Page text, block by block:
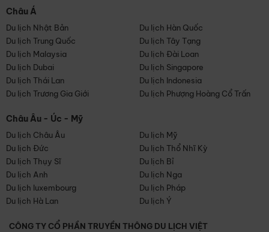
Châu Á
Du lịch Nhật Bản
Du lịch Hàn Quốc
Du lịch Trung Quốc
Du lịch Tây Tạng
Du lịch Malaysia
Du lịch Đài Loan
Du lịch Dubai
Du lịch Singapore
Du lịch Thái Lan
Du lịch Indonesia
Du lịch Trương Gia Giới
Du lịch Phượng Hoàng Cổ Trấn
Châu Âu - Úc - Mỹ
Du lịch Châu Âu
Du lịch Mỹ
Du lịch Đức
Du lịch Thổ Nhĩ Kỳ
Du lịch Thụy Sĩ
Du lịch Bỉ
Du lịch Anh
Du lịch Nga
Du lịch luxembourg
Du lịch Pháp
Du lịch Hà Lan
Du lịch Ý
CÔNG TY CỔ PHẦN TRUYỀN THÔNG DU LỊCH VIỆT